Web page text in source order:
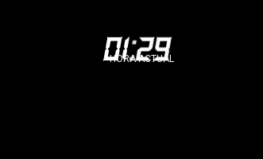
01:29
HORA ACTUAL